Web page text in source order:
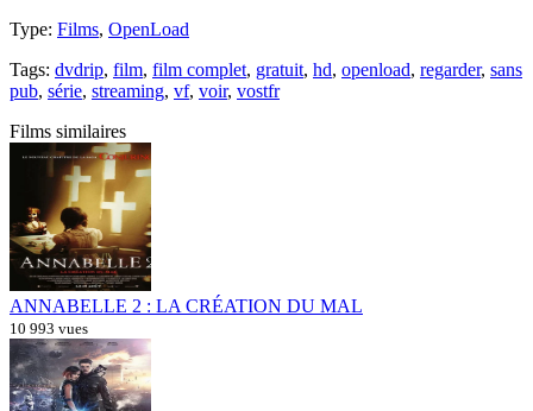
Type: Films, OpenLoad
Tags: dvdrip, film, film complet, gratuit, hd, openload, regarder, sans
pub, série, streaming, vf, voir, vostfr
Films similaires
ANNABELLE 2 : LA CRÉATION DU MAL
10 993 vues